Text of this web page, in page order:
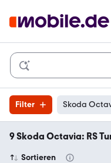
Filter Skoda
9 Skoda Octavia: RS
Sortieren